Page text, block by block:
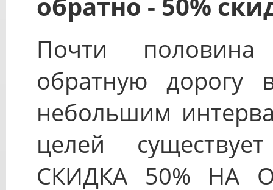
обратно - 50%
Почти половина
обратную
небольшим
целей
СКИДКА 50% НА